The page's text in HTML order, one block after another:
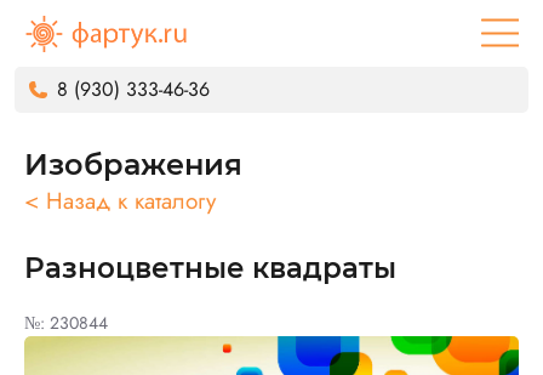
8 (930) 333-46-36
Изображения
< Назад к каталогу
Разноцветные квадраты
№: 230844